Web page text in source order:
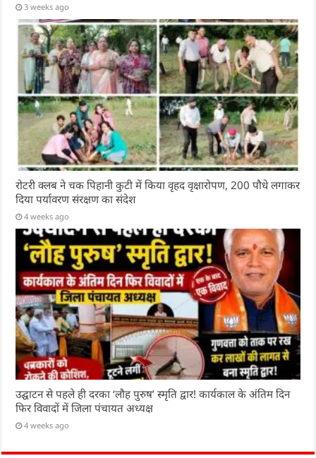
3 weeks ago
रोटरी क्लब ने चक पिहानी कुटी में किया वृहद वृक्षारोपण, 200 पौधे लगाकर
दिया पर्यावरण संरक्षण का संदेश
4 weeks ago
उद्घाटन से पहले ही दरका ‘लौह पुरुष’ स्मृति द्वार! कार्यकाल के अंतिम दिन
फिर विवादों में जिला पंचायत अध्यक्ष
4 weeks ago